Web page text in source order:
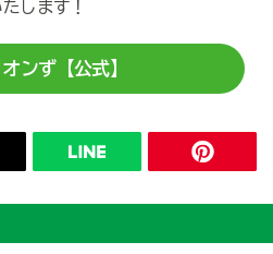
します！
ンず【公式】